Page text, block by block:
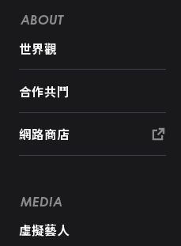
ABOUT
世界觀
合作共鬥
網路商店
MEDIA
虛擬藝人